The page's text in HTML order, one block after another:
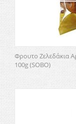
Φρουτο Ζελεδάκια
100g (SOBO)